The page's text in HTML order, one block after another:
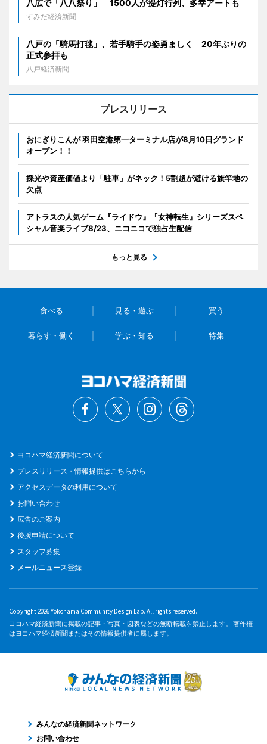
八広で「八八祭り」 1500人が提灯行列、多幸アートも
すみだ経済新聞
八戸の「騎馬打毬」、若手騎手の姿勇ましく 20年ぶりの
正式参拝も
八戸経済新聞
プレスリリース
おにぎりこんが 羽田空港第一ターミナル店が8月10日グランド
オープン！！
採光や資産価値より「駐車」がネック！5割超が避ける旗竿地の
欠点
アトラスの人気ゲーム『ライドウ』『女神転生』シリーズスペ
シャル音楽ライブ8/23、ニコニコで独占生配信
もっと見る
食べる 見る・遊ぶ 買う
暮らす・働く 学ぶ・知る 特集
ヨコハマ経済新聞について
プレスリリース・情報提供はこちらから
アクセスデータの利用について
お問い合わせ
広告のご案内
後援申請について
スタッフ募集
メールニュース登録
Copyright 2026 Yokohama Community Design Lab. All rights reserved.
ヨコハマ経済新聞に掲載の記事・写真・図表などの無断転載を禁止します。 著作権
はヨコハマ経済新聞またはその情報提供者に属します。
みんなの経済新聞ネットワーク
お問い合わせ